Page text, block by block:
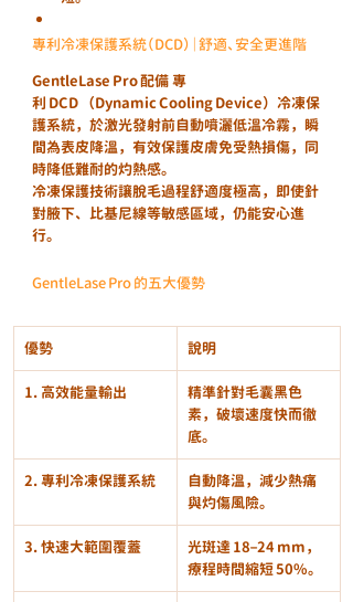
專利冷凍保護系統（DCD）｜舒適、安全更進階
GentleLase Pro 配備 專
利 DCD （Dynamic Cooling Device）冷凍保
護系統，於激光發射前自動噴灑低溫冷霧，瞬
間為表皮降溫，有效保護皮膚免受熱損傷，同
時降低難耐的灼熱感。
冷凍保護技術讓脫毛過程舒適度極高，即使針
對腋下、比基尼線等敏感區域，仍能安心進
行。
GentleLase Pro 的五大優勢
優勢 說明
1. 高效能量輸出
精準針對毛囊黑色
素，破壞速度快而徹
底。
2. 專利冷凍保護系統
自動降溫，減少熱痛
與灼傷風險。
3. 快速大範圍覆蓋
光斑達 18–24 mm，
療程時間縮短 50%。